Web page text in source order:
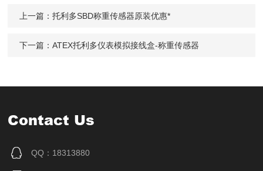
上一篇：托利多SBD称重传感器原装优惠*
下一篇：ATEX托利多仪表模拟接线盒-称重传感器
Contact Us
QQ：18313880